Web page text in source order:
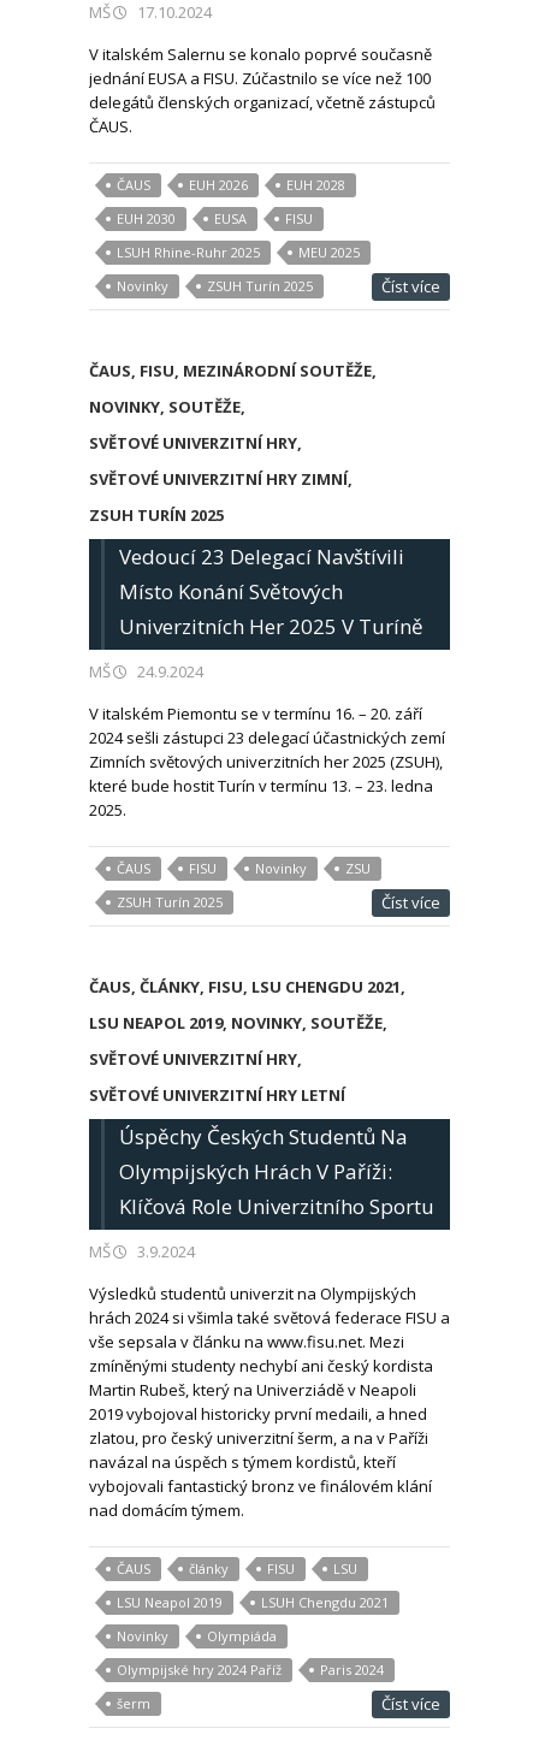
MŠ
17.10.2024
V italském Salernu se konalo poprvé současně
jednání EUSA a FISU. Zúčastnilo se více než 100
delegátů členských organizací, včetně zástupců
ČAUS.
ČAUS EUH 2026
EUH 2028
EUH 2030
EUSA
FISU
LSUH Rhine-Ruhr 2025
MEU 2025
Novinky
ZSUH Turín 2025 Číst více
ČAUS, FISU, MEZINÁRODNÍ SOUTĚŽE,
NOVINKY, SOUTĚŽE,
SVĚTOVÉ UNIVERZITNÍ HRY,
SVĚTOVÉ UNIVERZITNÍ HRY ZIMNÍ,
ZSUH TURÍN 2025
Vedoucí 23 Delegací Navštívili
Místo Konání Světových
Univerzitních Her 2025 V Turíně
MŠ
24.9.2024
V italském Piemontu se v termínu 16. – 20. září
2024 sešli zástupci 23 delegací účastnických zemí
Zimních světových univerzitních her 2025 (ZSUH),
které bude hostit Turín v termínu 13. – 23. ledna
2025.
ČAUS FISU Novinky
ZSU
ZSUH Turín 2025
Číst více
ČAUS, ČLÁNKY, FISU, LSU CHENGDU 2021,
LSU NEAPOL 2019, NOVINKY, SOUTĚŽE,
SVĚTOVÉ UNIVERZITNÍ HRY,
SVĚTOVÉ UNIVERZITNÍ HRY LETNÍ
Úspěchy Českých Studentů Na
Olympijských Hrách V Paříži:
Klíčová Role Univerzitního Sportu
MŠ
3.9.2024
Výsledků studentů univerzit na Olympijských
hrách 2024 si všimla také světová federace FISU a
vše sepsala v článku na www.fisu.net. Mezi
zmíněnými studenty nechybí ani český kordista
Martin Rubeš, který na Univerziádě v Neapoli
2019 vybojoval historicky první medaili, a hned
zlatou, pro český univerzitní šerm, a na v Paříži
navázal na úspěch s týmem kordistů, kteří
vybojovali fantastický bronz ve finálovém klání
nad domácím týmem.
ČAUS články FISU
LSU
LSU Neapol 2019
LSUH Chengdu 2021
Novinky
Olympiáda
Olympijské hry 2024 Paříž
Paris 2024
šerm
Číst více